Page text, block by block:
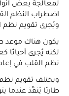
لمعالجة بعض
ويُجرى تقويم نظم
يكون هناك موعد
لكنه يُجرى أحيانًا
نظم القلب في
ويختلف تقويم نظم
طارئًا يُنفَّذ عندما